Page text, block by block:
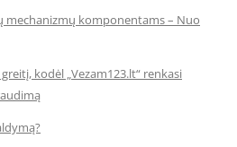
mechanizmų komponentams – Nuo
kodėl „Vezam123.lt“ renkasi